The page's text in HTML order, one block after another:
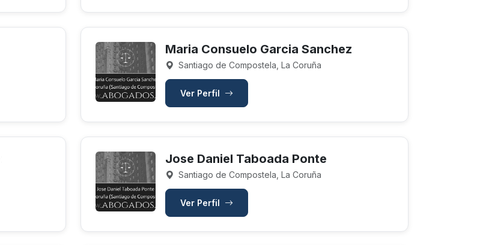
Maria Consuelo Garcia Sanchez
Santiago de Compostela, La Coruña
Ver Perfil
Jose Daniel Taboada Ponte
Santiago de Compostela, La Coruña
Ver Perfil